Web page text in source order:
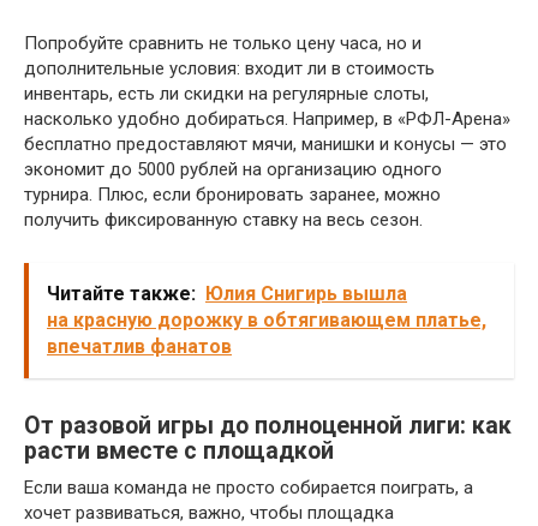
Попробуйте сравнить не только цену часа, но и
дополнительные условия: входит ли в стоимость
инвентарь, есть ли скидки на регулярные слоты,
насколько удобно добираться. Например, в «РФЛ-Арена»
бесплатно предоставляют мячи, манишки и конусы — это
экономит до 5000 рублей на организацию одного
турнира. Плюс, если бронировать заранее, можно
получить фиксированную ставку на весь сезон.
Читайте также: Юлия Снигирь вышла
на красную дорожку в обтягивающем платье,
впечатлив фанатов
От разовой игры до полноценной лиги: как
расти вместе с площадкой
Если ваша команда не просто собирается поиграть, а
хочет развиваться, важно, чтобы площадка